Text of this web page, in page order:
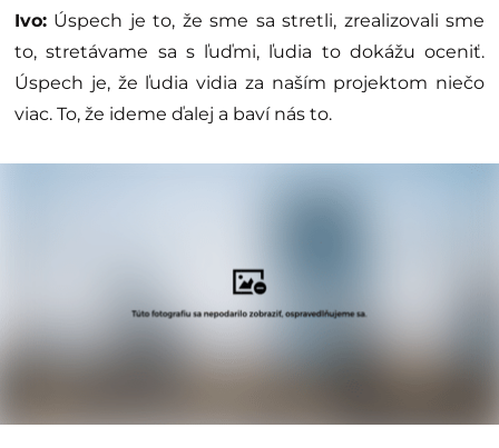
Ivo: Úspech je to, že sme sa stretli, zrealizovali sme
to, stretávame sa s ľuďmi, ľudia to dokážu oceniť.
Úspech je, že ľudia vidia za naším projektom niečo
viac. To, že ideme ďalej a baví nás to.